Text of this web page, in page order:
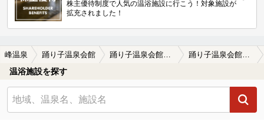
株主優待制度で人気の温浴施設に行こう！対象施設が
拡充されました！
峰温泉 踊り子温泉会館 踊り子温泉会館の口コミ一覧 踊り子温泉会館の口コミ 河津桜まつり
温浴施設を探す